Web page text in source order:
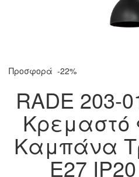
Προσφορά -22%
RADE 203-
Κρεμαστό
Καμπάνα
E27